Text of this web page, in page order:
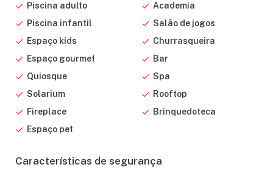
Piscina adulto
Piscina infantil
Espaço kids
Espaço gourmet
Quiosque
Solarium
Fireplace
Espaço pet
Academia
Salão de jogos
Churrasqueira
Bar
Spa
Rooftop
Brinquedoteca
Características de segurança